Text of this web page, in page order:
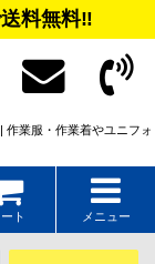
料無料‼
業服・作業着やユニフォ
ト メニュー